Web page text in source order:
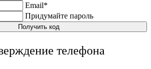
Email*
Придумайте пароль
Получить код
телефона